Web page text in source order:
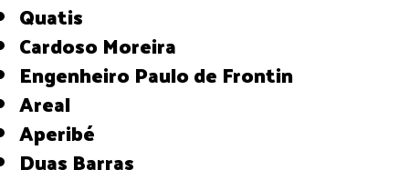
Quatis
Cardoso Moreira
Engenheiro Paulo de Frontin
Areal
Aperibé
Duas Barras